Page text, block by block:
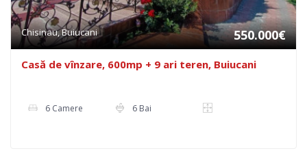
Chisinau, Buiucani 550.000€
Casă de vînzare, 600mp + 9 ari teren, Buiucani
6 Camere 6 Bai